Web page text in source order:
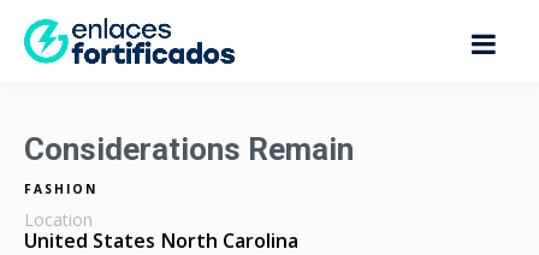
Considerations Remain
FASHION
Location
United States North Carolina